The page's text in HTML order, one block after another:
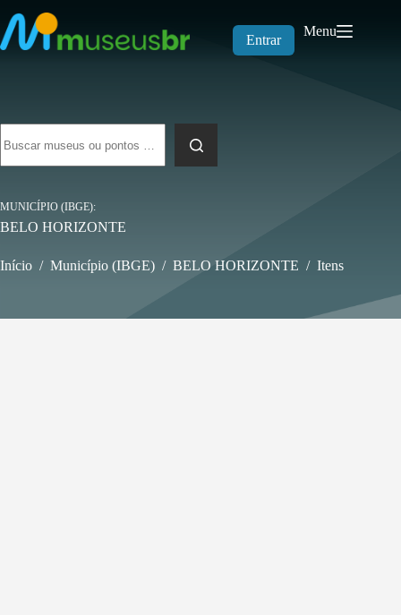
para
o
conteúdo
Entrar
Menu
resultados
MUNICÍPIO (IBGE)
BELO HORIZONTE
Início / Município (IBGE) / BELO HORIZONTE / Itens